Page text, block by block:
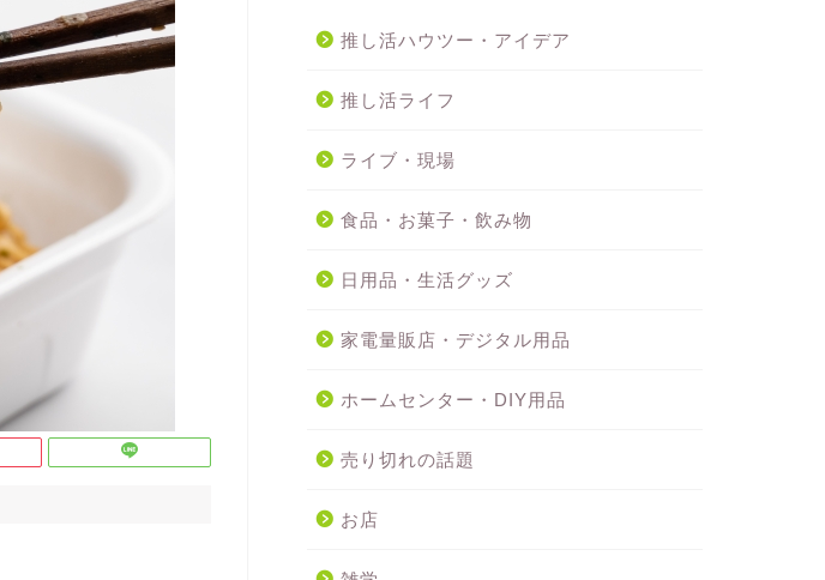
推し活ハウツー・アイデア
推し活ライフ
ライブ・現場
食品・お菓子・飲み物
日用品・生活グッズ
家電量販店・デジタル用品
ホームセンター・DIY用品
売り切れの話題
お店